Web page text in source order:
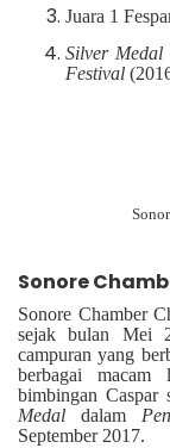
Juara 1
Silver Medal
Festival
Sonore
Sonore Chamber
sejak bulan Mei
campuran yang
berbagai
bimbingan Caspar
Medal dalam
September 2017.